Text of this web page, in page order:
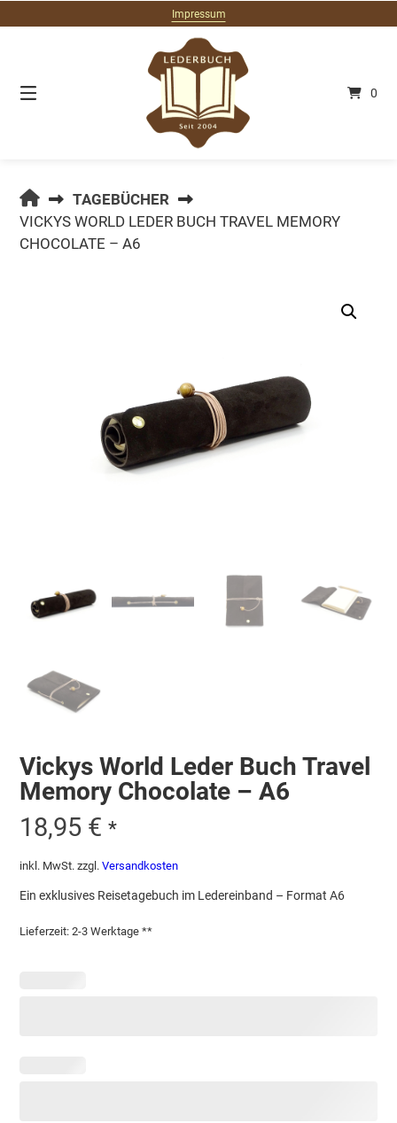
zum
Impressum
0
LEDERBUCH.DE
TAGEBÜCHER
VICKYS WORLD LEDER BUCH TRAVEL MEMORY
CHOCOLATE – A6
Vickys World Leder Buch Travel
Memory Chocolate – A6
18,95 € *
inkl. MwSt. zzgl.Versandkosten
Ein exklusives Reisetagebuch im Ledereinband – Format A6
Lieferzeit:2-3 Werktage **